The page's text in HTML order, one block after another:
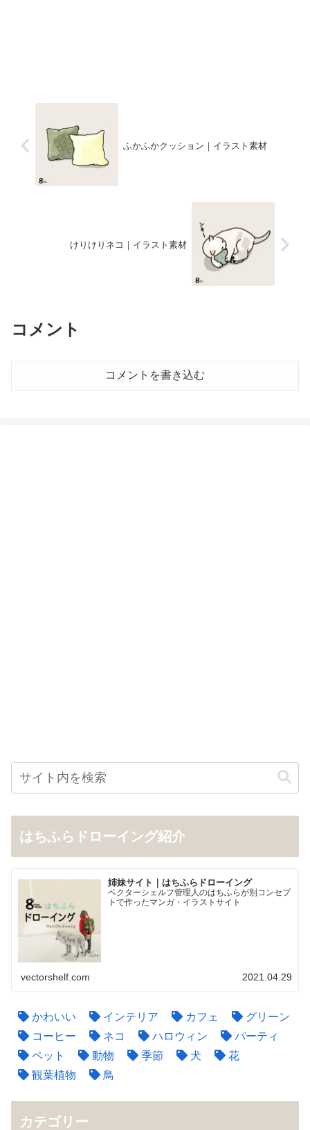
ふかふかクッション｜イラスト素材
けりけりネコ｜イラスト素材
コメント
コメントを書き込む
はちふらドローイング紹介
姉妹サイト｜はちふらドローイング
ベクターシェルフ管理人のはちふらが別コンセプ
トで作ったマンガ・イラストサイト
vectorshelf.com 2021.04.29
かわいい インテリア カフェ
グリーン
コーヒー
ネコ ハロウィン
パーティ
ペット
動物 季節 犬
花
観葉植物
鳥
カテゴリー